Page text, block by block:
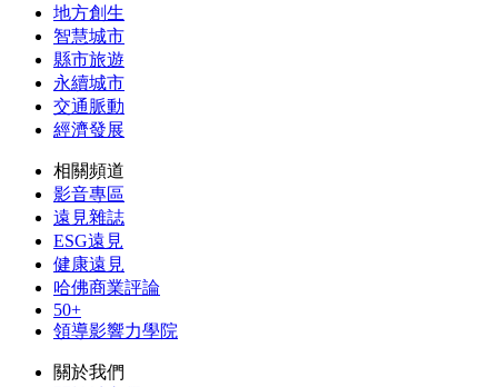
地方創生
智慧城市
縣市旅遊
永續城市
交通脈動
經濟發展
相關頻道
影音專區
遠見雜誌
ESG遠見
健康遠見
哈佛商業評論
50+
領導影響力學院
關於我們